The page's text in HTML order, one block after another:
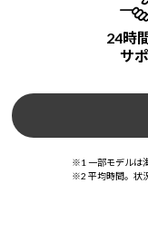
24時
サ
※1 一部モデルは
※2 平均時間。状